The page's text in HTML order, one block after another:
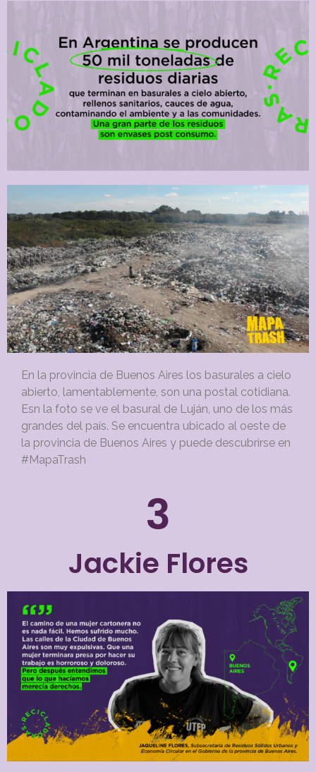
En la provincia de Buenos Aires los basurales a cielo
abierto, lamentablemente, son una postal cotidiana.
Esn la foto se ve el basural de Luján, uno de los más
grandes del país. Se encuentra ubicado al oeste de
la provincia de Buenos Aires y puede descubrirse en
#MapaTrash
3
Jackie Flores